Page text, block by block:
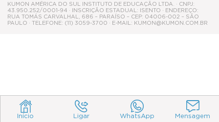
Início Ligar WhatsApp Mensagem